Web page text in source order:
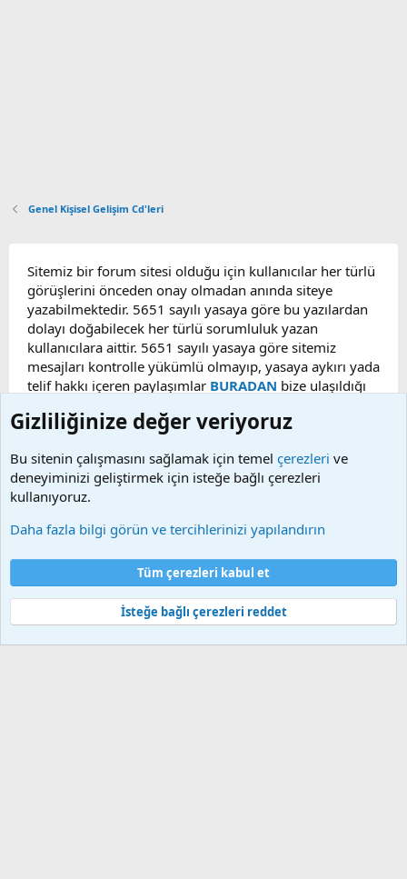
Genel Kişisel Gelişim Cd'leri
Sitemiz bir forum sitesi olduğu için kullanıcılar her türlü
görüşlerini önceden onay olmadan anında siteye
yazabilmektedir. 5651 sayılı yasaya göre bu yazılardan
dolayı doğabilecek her türlü sorumluluk yazan
kullanıcılara aittir. 5651 sayılı yasaya göre sitemiz
mesajları kontrolle yükümlü olmayıp, yasaya aykırı yada
telif hakkı içeren paylaşımlar BURADAN bize ulaşıldığı
kaldırılacaktır. Sitemizde Bulunan Videolar YouTube,
alınmaktadır. Telif hakları sorumluluğu bu sitelere aittir.
Videoların hiç biri sunucularımızda bulunmamaktadır.
Şartlar ve kurallar Gizlilik politikası
Ana sayfa
Community platform by XenForo® © 2010-2025 XenForo Ltd.
Bu forum XenGenTr © 2014 - 2026 ürünleri ile desteklenmektedir
Gizliliğinize değer veriyoruz
Bu sitenin çalışmasını sağlamak için temel çerezleri ve
deneyiminizi geliştirmek için isteğe bağlı çerezleri
kullanıyoruz.
Daha fazla bilgi görün ve tercihlerinizi yapılandırın
Tüm çerezleri kabul et
İsteğe bağlı çerezleri reddet